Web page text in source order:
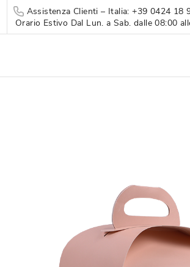
Assistenza Clienti – Italia: +39 0424 18
Orario Estivo Dal Lun. a Sab. dalle 08:00